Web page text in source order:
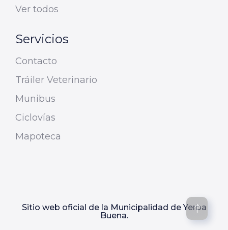
Ver todos
Servicios
Contacto
Tráiler Veterinario
Munibus
Ciclovías
Mapoteca
Sitio web oficial de la Municipalidad de Yerba
Buena.